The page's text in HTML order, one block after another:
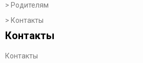
Родителям
Контакты
Контакты
Контакты